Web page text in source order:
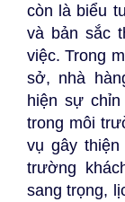
còn là biểu
và bản sắc
việc. Trong
sở, nhà
hiện sự
trong môi
vụ gây
trường
sang trọng,